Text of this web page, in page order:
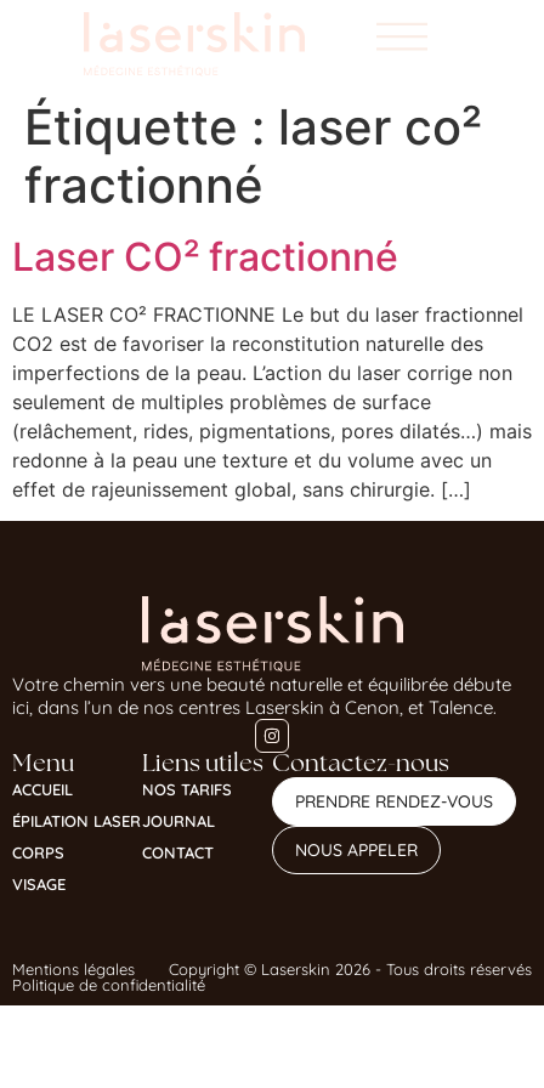
Étiquette : laser co²
fractionné
Laser CO² fractionné
LE LASER CO² FRACTIONNE Le but du laser fractionnel
CO2 est de favoriser la reconstitution naturelle des
imperfections de la peau. L’action du laser corrige non
seulement de multiples problèmes de surface
(relâchement, rides, pigmentations, pores dilatés…) mais
redonne à la peau une texture et du volume avec un
effet de rajeunissement global, sans chirurgie. […]
Votre chemin vers une beauté naturelle et équilibrée débute
ici, dans l’un de nos centres Laserskin à Cenon, et Talence.
Menu
ACCUEIL
ÉPILATION LASER
CORPS
VISAGE
Liens utiles
NOS TARIFS
JOURNAL
CONTACT
Contactez-nous
PRENDRE RENDEZ-VOUS
NOUS APPELER
Mentions légales
Copyright © Laserskin 2026 - Tous droits réservés
Politique de confidentialité